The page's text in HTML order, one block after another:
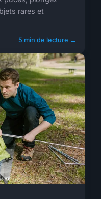
rares et
5 min de lecture →